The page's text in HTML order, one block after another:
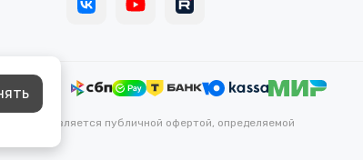
не является публичной офертой, определяемой